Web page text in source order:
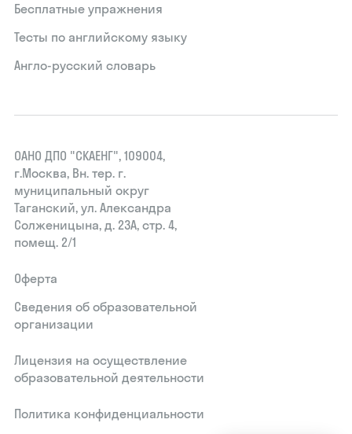
Бесплатные упражнения
Тесты по английскому языку
Англо-русский словарь
ОАНО ДПО "СКАЕНГ", 109004,
г.Москва, Вн. тер. г.
муниципальный округ
Таганский, ул. Александра
Солженицына, д. 23А, стр. 4,
помещ. 2/1
Оферта
Сведения об образовательной
организации
Лицензия на осуществление
образовательной деятельности
Политика конфиденциальности